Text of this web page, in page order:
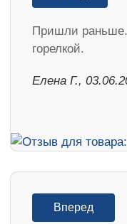
Пришли
горелкой.
Елена Г.,
Вперед